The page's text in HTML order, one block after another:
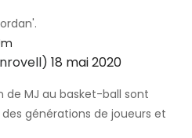
18 mai 2020
de MJ au basket-ball sont
générations de joueurs et